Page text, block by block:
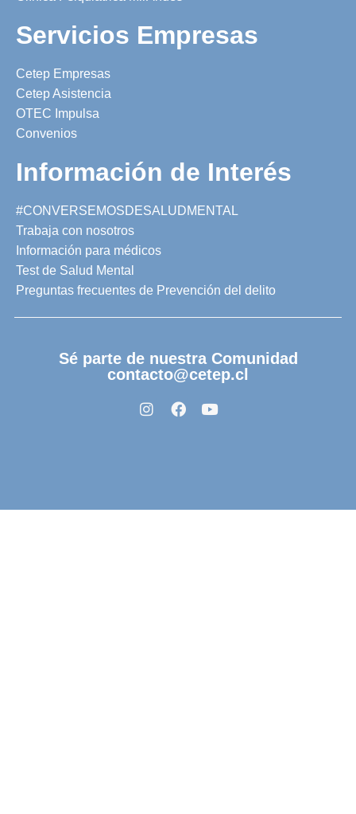
Servicios Empresas
Cetep Empresas
Cetep Asistencia
OTEC Impulsa
Convenios
Información de Interés
#CONVERSEMOSDESALUDMENTAL
Trabaja con nosotros
Información para médicos
Test de Salud Mental
Preguntas frecuentes de Prevención del delito
Sé parte de nuestra Comunidad
contacto@cetep.cl